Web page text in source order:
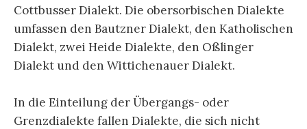
Cottbusser Dialekt. Die obersorbischen Dialekte
umfassen den Bautzner Dialekt, den Katholischen
Dialekt, zwei Heide Dialekte, den Oßlinger
Dialekt und den Wittichenauer Dialekt.
In die Einteilung der Übergangs- oder
Grenzdialekte fallen Dialekte, die sich nicht